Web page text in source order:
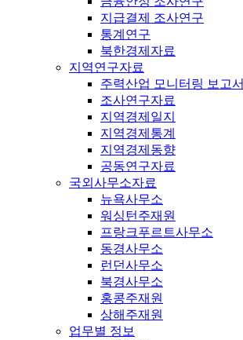
지급결제 조사연구
통계연구
북한경제자료
지역연구자료
주력산업 모니터링 보고서
조사연구자료
지역경제일지
지역경제통계
지역경제동향
공동연구자료
국외사무소자료
뉴욕사무소
워싱턴주재원
프랑크푸르트사무소
동경사무소
런던사무소
북경사무소
홍콩주재원
상해주재원
업무별 정보